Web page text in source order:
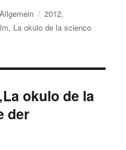
Kategorien
Allgemein Schlagwörter
2012,
, La okulo de la scienco
okulo de la
der